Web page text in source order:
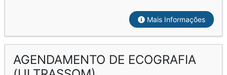
Mais Informações
AGENDAMENTO DE ECOGRAFIA